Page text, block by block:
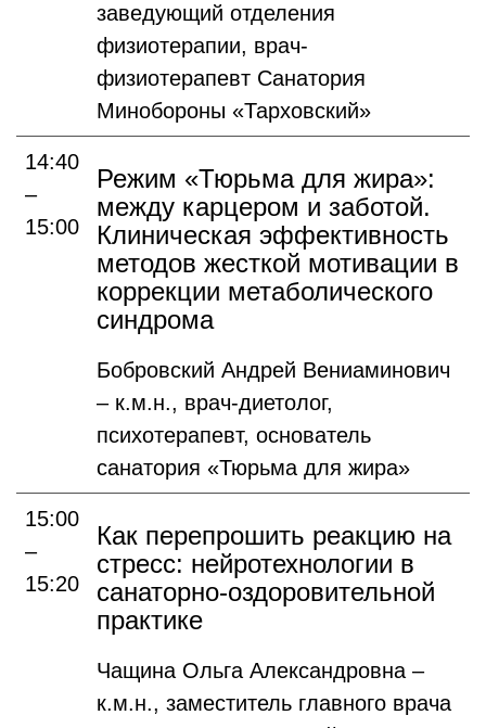
заведующий отделения
физиотерапии, врач-
физиотерапевт Санатория
Минобороны «Тарховский»
14:40
–
15:00
Режим «Тюрьма для жира»:
между карцером и заботой.
Клиническая эффективность
методов жесткой мотивации в
коррекции метаболического
синдрома
Бобровский Андрей Вениаминович
– к.м.н., врач-диетолог,
психотерапевт, основатель
санатория «Тюрьма для жира»
15:00
–
15:20
Как перепрошить реакцию на
стресс: нейротехнологии в
санаторно-оздоровительной
практике
Чащина Ольга Александровна –
к.м.н., заместитель главного врача